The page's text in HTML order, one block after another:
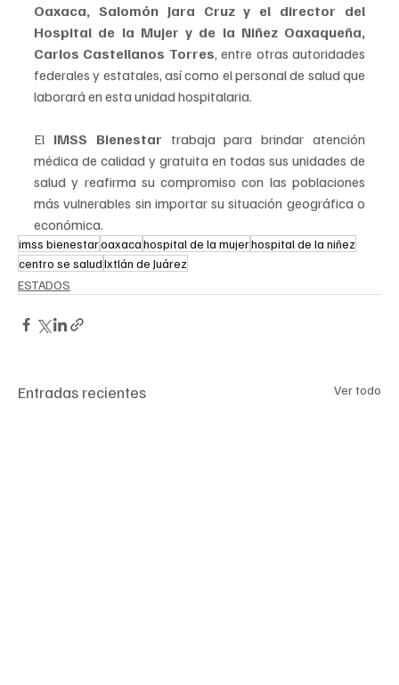
Oaxaca, Salomón Jara Cruz y el director del
Hospital de la Mujer y de la Niñez Oaxaqueña,
Carlos Castellanos Torres, entre otras autoridades
federales y estatales, así como el personal de salud que
laborará en esta unidad hospitalaria.
El IMSS Bienestar trabaja para brindar atención
médica de calidad y gratuita en todas sus unidades de
salud y reafirma su compromiso con las poblaciones
más vulnerables sin importar su situación geográfica o
económica.
imss bienestaroaxacahospital de la mujerhospital de la niñez
centro se saludIxtlán de Juárez
ESTADOS
Entradas recientes Ver todo